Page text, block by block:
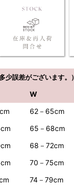
少誤差がございます。）
W
62－65cm
65－68cm
68－72cm
70－75cm
74－79cm